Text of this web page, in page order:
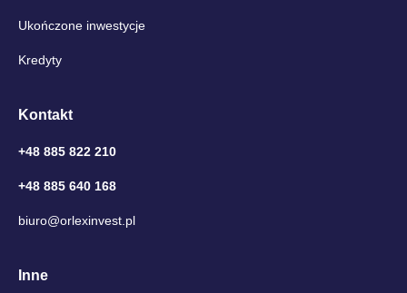
Ukończone inwestycje
Kredyty
Kontakt
+48 885 822 210
+48 885 640 168
biuro@orlexinvest.pl
Inne